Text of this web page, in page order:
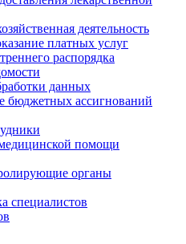
деятельность
платных услуг
распорядка
данных
бюджетных ассигнований
помощи
органы
специалистов